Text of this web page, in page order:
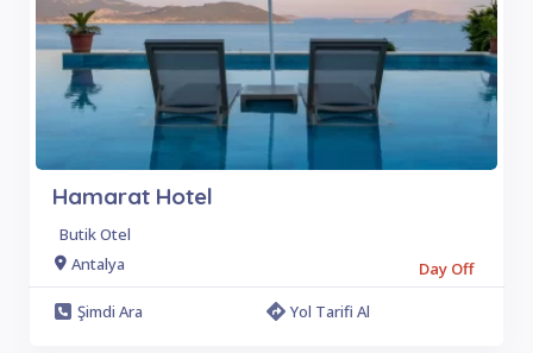
Hamarat Hotel
Butik Otel
Antalya
Day Off
Şimdi Ara
Yol Tarifi Al